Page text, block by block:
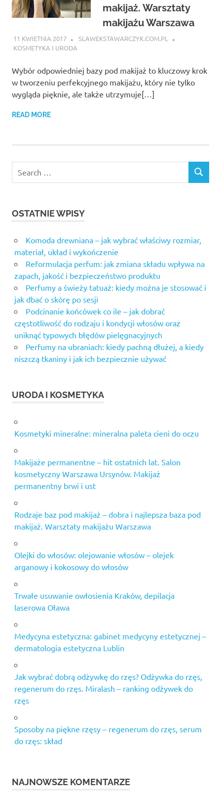
makijaż. Warsztaty
makijażu Warszawa
11 KWIETNIA 2017
SLAWEKSTAWARCZYK.COM.PL
KOSMETYKA I URODA
Wybór odpowiedniej bazy pod makijaż to kluczowy krok
w tworzeniu perfekcyjnego makijażu, który nie tylko
wygląda pięknie, ale także utrzymuje[…]
READ MORE
OSTATNIE WPISY
Komoda drewniana – jak wybrać właściwy rozmiar,
materiał, układ i wykończenie
Reformulacja perfum: jak zmiana składu wpływa na
zapach, jakość i bezpieczeństwo produktu
Perfumy a świeży tatuaż: kiedy można je stosować i
jak dbać o skórę po sesji
Podcinanie końcówek co ile – jak dobrać
częstotliwość do rodzaju i kondycji włosów oraz
uniknąć typowych błędów pielęgnacyjnych
Perfumy na ubraniach: kiedy pachną dłużej, a kiedy
niszczą tkaniny i jak ich bezpiecznie używać
URODA I KOSMETYKA
Kosmetyki mineralne: mineralna paleta cieni do oczu
Makijaże permanentne – hit ostatnich lat. Salon
kosmetyczny Warszawa Ursynów. Makijaż
permanentny brwi i ust
Rodzaje baz pod makijaż – dobra i najlepsza baza pod
makijaż. Warsztaty makijażu Warszawa
Olejki do włosów: olejowanie włosów – olejek
arganowy i kokosowy do włosów
Trwałe usuwanie owłosienia Kraków, depilacja
laserowa Oława
Medycyna estetyczna: gabinet medycyny estetycznej –
dermatologia estetyczna Lublin
Jak wybrać dobrą odżywkę do rzęs? Odżywka do rzęs,
regenerum do rzęs. Miralash – ranking odżywek do
rzęs
Sposoby na piękne rzęsy – regenerum do rzęs, serum
do rzęs: skład
NAJNOWSZE KOMENTARZE